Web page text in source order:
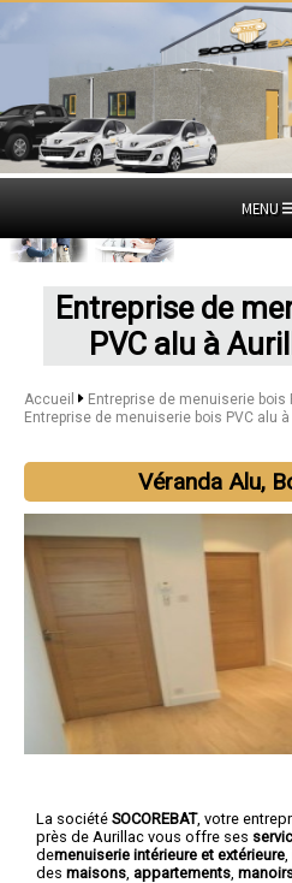
MENU
Entreprise de
PVC alu à
Accueil
Entreprise de menuiserie bois
Entreprise de menuiserie bois PVC alu
Véranda Alu,
La société SOCOREBAT, votre
près de Aurillac vous offre ses
demenuiserie intérieure et extérieure
des maisons appartements